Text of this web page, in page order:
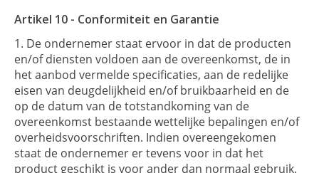
Artikel 10 - Conformiteit en Garantie
De ondernemer staat ervoor in dat de producten
en/of diensten voldoen aan de overeenkomst, de in
het aanbod vermelde specificaties, aan de redelijke
eisen van deugdelijkheid en/of bruikbaarheid en de
op de datum van de totstandkoming van de
overeenkomst bestaande wettelijke bepalingen en/of
overheidsvoorschriften. Indien overeengekomen
staat de ondernemer er tevens voor in dat het
product geschikt is voor ander dan normaal gebruik.